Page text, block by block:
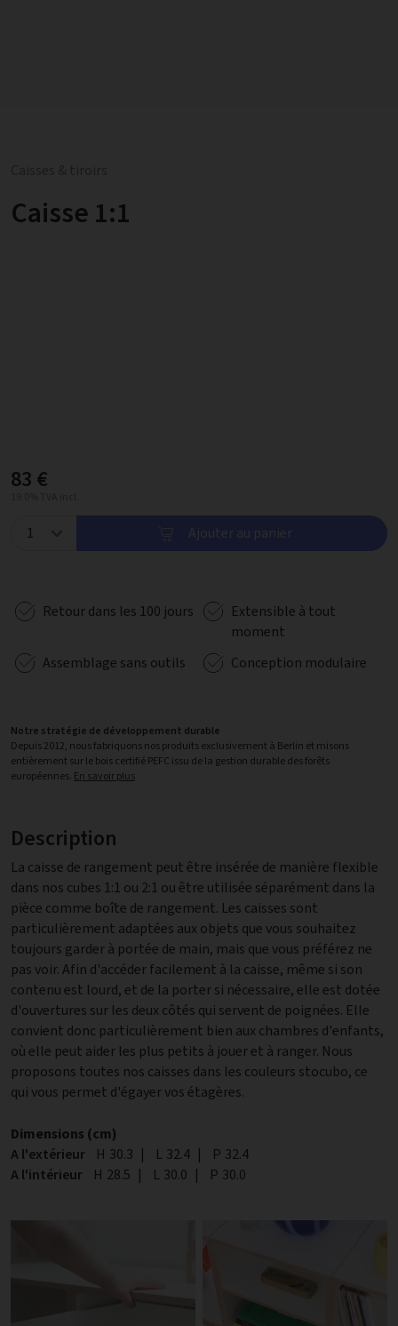
Caisse 1:1
83 €
Ajouter au panier
Retour dans les 100 jours
Extensible à tout
moment
Assemblage sans outils
Conception modulaire
Notre stratégie de développement durable
Depuis 2012, nous fabriquons nos produits exclusivement à Berlin et misons
entièrement sur le bois certifié PEFC issu de la gestion durable des forêts
européennes. En savoir plus
Description
La caisse de rangement peut être insérée de manière flexible
dans nos cubes 1:1 ou 2:1 ou être utilisée séparément dans la
pièce comme boîte de rangement. Les caisses sont
particulièrement adaptées aux objets que vous souhaitez
toujours garder à portée de main, mais que vous préférez ne
pas voir. Afin d'accéder facilement à la caisse, même si son
contenu est lourd, et de la porter si nécessaire, elle est dotée
d'ouvertures sur les deux côtés qui servent de poignées. Elle
convient donc particulièrement bien aux chambres d'enfants,
où elle peut aider les plus petits à jouer et à ranger. Nous
proposons toutes nos caisses dans les couleurs stocubo, ce
qui vous permet d'égayer vos étagères.
Dimensions (cm)
A l'extérieur
Hauteur
H 30.3 | Largeur
L 32.4 | Profondeur
P 32.4
A l'intérieur
Hauteur
H 28.5 | Largeur
L 30.0 | Profondeur
P 30.0